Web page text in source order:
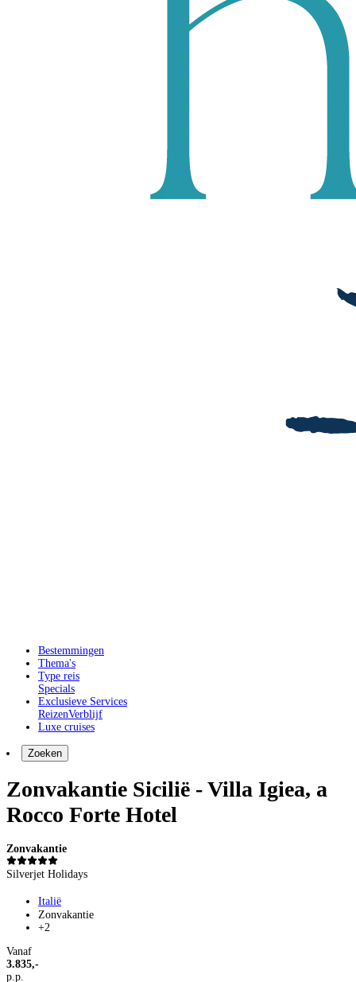
Bestemmingen
Thema's
Type reis
Specials
Exclusieve Services
ReizenVerblijf
Luxe cruises
Zoeken
Zonvakantie Sicilië - Villa Igiea, a
Rocco Forte Hotel
Zonvakantie
Silverjet Holidays
Italië
Zonvakantie
+2
Vanaf
3.835,-
p.p.